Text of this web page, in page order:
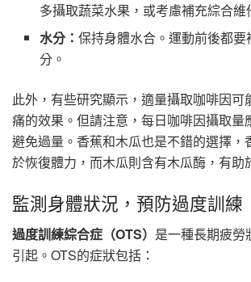
多攝取蔬菜水果，或考慮補充綜合維
水分：保持身體水合。運動前後都
分。
此外，有些研究顯示，適量攝取咖啡因可
痛的效果。但請注意，每日咖啡因攝取量
避免過量。香蕉和木瓜也是不錯的選擇，
於恢復體力，而木瓜則含有木瓜酶，有助
監測身體狀況，預防過度訓練
過度訓練綜合症（OTS） 是一種長期疲勞
引起。OTS的症狀包括：